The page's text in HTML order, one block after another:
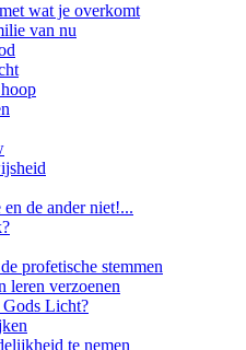
wat je overkomt
van nu
de ander niet!...
profetische stemmen
leren verzoenen
Licht?
te nemen